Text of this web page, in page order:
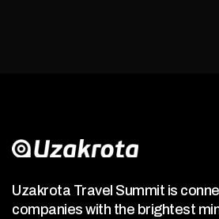
Uzakrota Travel Summit is
companies with the brightest